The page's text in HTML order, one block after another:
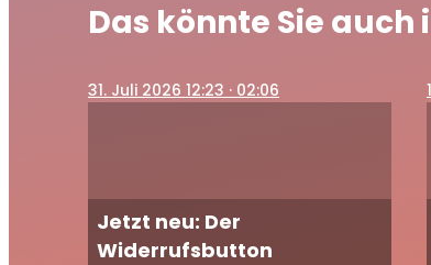
Das könnte Sie auch
31. Juli 2026 12:23 · 02:06
Jetzt neu: Der
Widerrufsbutton